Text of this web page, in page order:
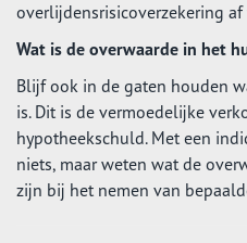
overlijdensrisicoverzekering
Wat is de overwaarde in het
Blijf ook in de gaten houden
is. Dit is de vermoedelijke
hypotheekschuld. Met een
niets, maar weten wat de
zijn bij het nemen van